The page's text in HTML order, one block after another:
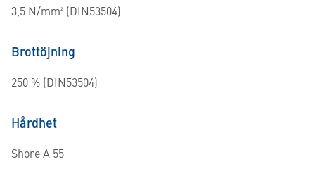
3,5 N/mm² (DIN53504)
Brottöjning
250 % (DIN53504)
Hårdhet
Shore A 55